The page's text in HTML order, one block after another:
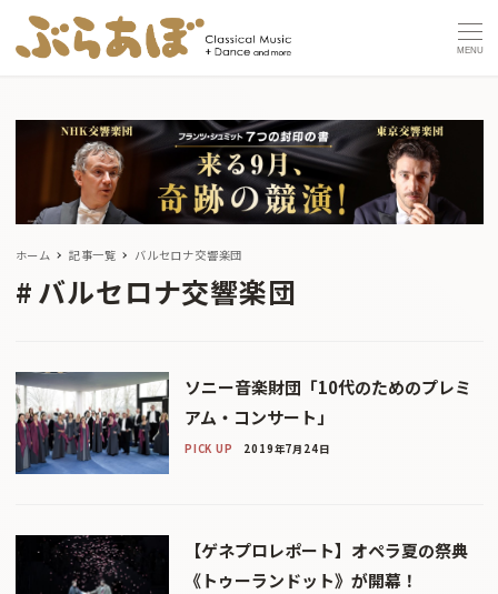
MENU
ホーム 記事一覧 バルセロナ交響楽団
バルセロナ交響楽団
ソニー音楽財団「10代のためのプレミ
アム・コンサート」
PICK UP 2019年7月24日
【ゲネプロレポート】オペラ夏の祭典
《トゥーランドット》が開幕！